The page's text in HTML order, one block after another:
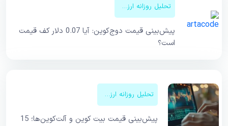
تحلیل روزانه ارزهای دیجیتال
پیش‌بینی قیمت دوج‌کوین: آیا 0.07 دلار کف قیمت
است؟
تحلیل روزانه ارزهای دیجیتال
پیش‌بینی قیمت بیت کوین و آلت‌کوین‌ها؛ 15